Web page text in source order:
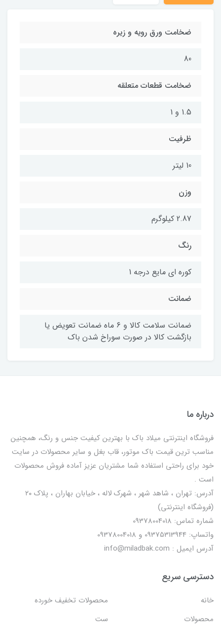
ضخامت ورق رویه و زیره
80
ضخامت قطعات متعلقه
1.5 و 1
ظرفیت
10 لیتر
وزن
2.87 کیلوگرم
رنگ
کوره ای مایع درجه 1
ضمانت
ضمانت سلامت کالا و 6 ماه ضمانت تعویض یا
بازگشت کالا در صورت سوراخ شدن باک
درباره ما
فروشگاه اینترنتی میلاد باک با بهترین کیفیت جنس و رنگ، همچنین
مناسب ترین قیمت باک موتور، قاب بغل و سایر محصولات در سایت
خود برای راحتی استفاده شما مشتریان عزیز آماده فروش محصولات
است .
آدرس: تهران ، شاهد شهر ، شهرک لاله ، خیابان بهاران ، پلاک ۲۰
(فروشگاه اینترنتی)
شماره تماس: 09378004018
واتساپ: 09375313944 و 09378004018
آدرس ایمیل : info@miladbak.com
دسترسی سریع
خانه
محصولات تخفیف خورده
محصولات
ست